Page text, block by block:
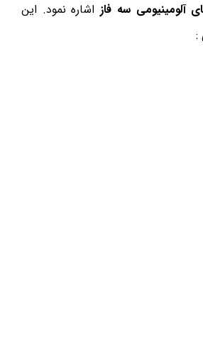
آلومینیومی سه فازاشاره نمود. این
: